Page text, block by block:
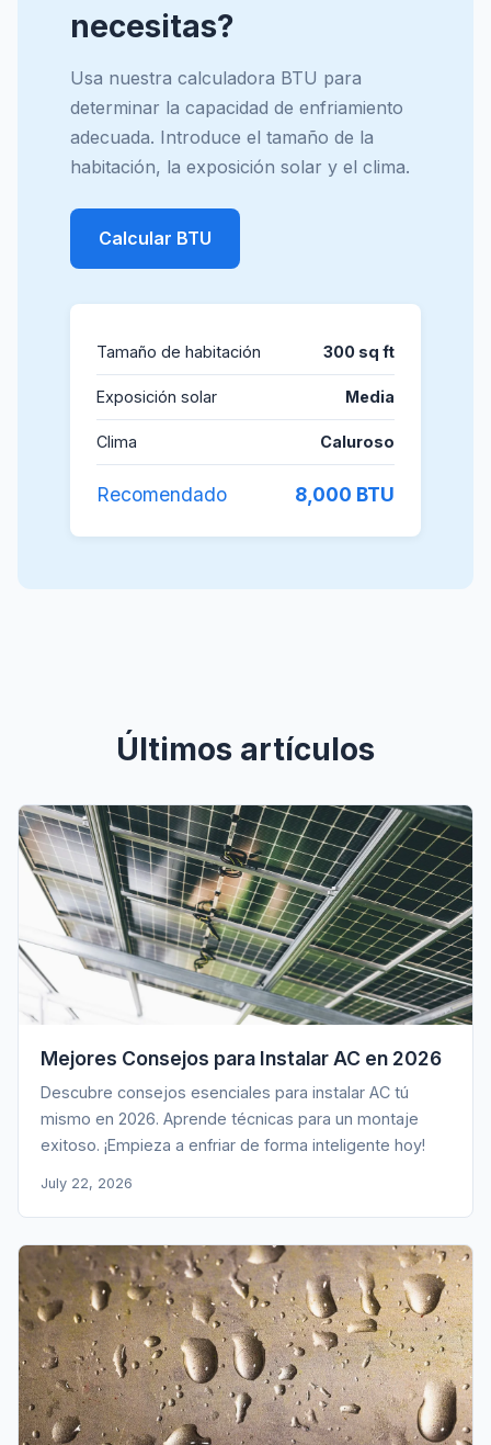
necesitas?
Usa nuestra calculadora BTU para
determinar la capacidad de enfriamiento
adecuada. Introduce el tamaño de la
habitación, la exposición solar y el clima.
Calcular BTU
Tamaño de habitación 300 sq ft
Exposición solar Media
Clima Caluroso
Recomendado 8,000 BTU
Últimos artículos
Mejores Consejos para Instalar AC en 2026
Descubre consejos esenciales para instalar AC tú
mismo en 2026. Aprende técnicas para un montaje
exitoso. ¡Empieza a enfriar de forma inteligente hoy!
July 22, 2026